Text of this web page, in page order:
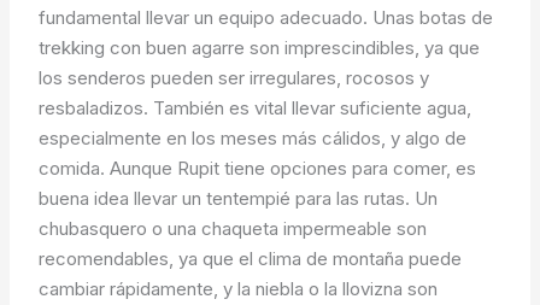
fundamental llevar un equipo adecuado. Unas botas de
trekking con buen agarre son imprescindibles, ya que
los senderos pueden ser irregulares, rocosos y
resbaladizos. También es vital llevar suficiente agua,
especialmente en los meses más cálidos, y algo de
comida. Aunque Rupit tiene opciones para comer, es
buena idea llevar un tentempié para las rutas. Un
chubasquero o una chaqueta impermeable son
recomendables, ya que el clima de montaña puede
cambiar rápidamente, y la niebla o la llovizna son